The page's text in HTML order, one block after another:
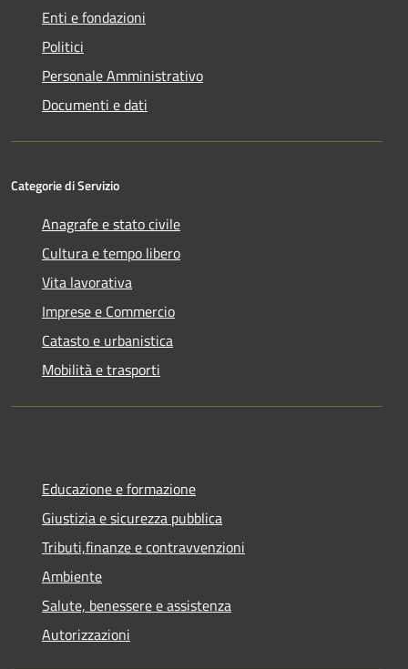
Enti e fondazioni
Politici
Personale Amministrativo
Documenti e dati
Categorie di Servizio
Anagrafe e stato civile
Cultura e tempo libero
Vita lavorativa
Imprese e Commercio
Catasto e urbanistica
Mobilità e trasporti
Educazione e formazione
Giustizia e sicurezza pubblica
Tributi,finanze e contravvenzioni
Ambiente
Salute, benessere e assistenza
Autorizzazioni